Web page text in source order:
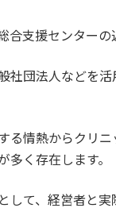
新
:
合支援センターの
社団法人などを
る情熱からクリ
多く存在します。
して、経営者と